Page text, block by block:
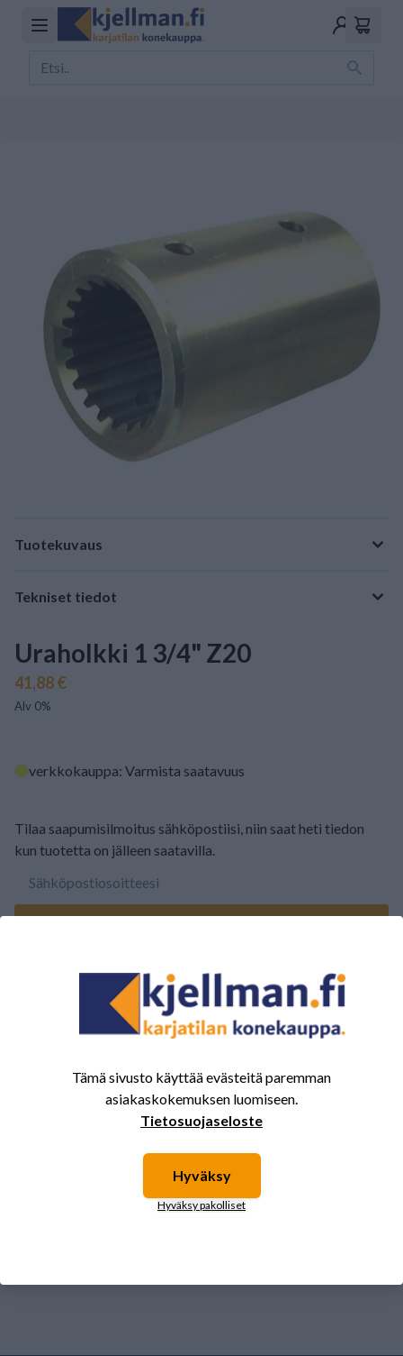
Tuotekuvaus
Tekniset tiedot
Uraholkki 1 3/4" Z20
41,88 €
Alv 0%
verkkokauppa: Varmista saatavuus
Tilaa saapumisilmoitus sähköpostiisi, niin saat heti tiedon
kun tuotetta on jälleen saatavilla.
ARVOSTELUJEN YHTEENVETO
(0/5) Yhteensä 0 Arvostelut
Tämä sivusto käyttää evästeitä paremman
asiakaskokemuksen luomiseen.
Tietosuojaseloste
Hyväksy
Hyväksy pakolliset